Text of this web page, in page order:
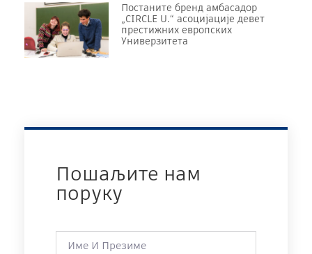
Постаните бренд амбасадор
„CIRCLE U.“ асоцијације девет
престижних европских
Универзитета
Пошаљите нам
поруку